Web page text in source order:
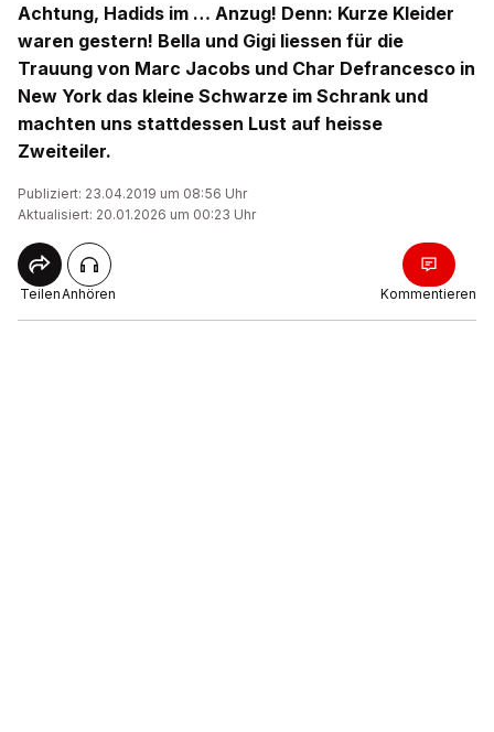
Achtung, Hadids im … Anzug! Denn: Kurze Kleider
waren gestern! Bella und Gigi liessen für die
Trauung von Marc Jacobs und Char Defrancesco in
New York das kleine Schwarze im Schrank und
machten uns stattdessen Lust auf heisse
Zweiteiler.
Publiziert: 23.04.2019 um 08:56 Uhr
Aktualisiert: 20.01.2026 um 00:23 Uhr
TeilenAnhören Kommentieren